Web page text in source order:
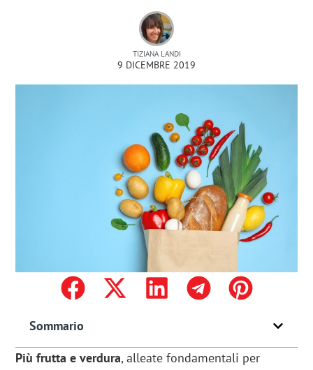
TIZIANA LANDI
9 DICEMBRE 2019
Sommario
Più frutta e verdura, alleate fondamentali per